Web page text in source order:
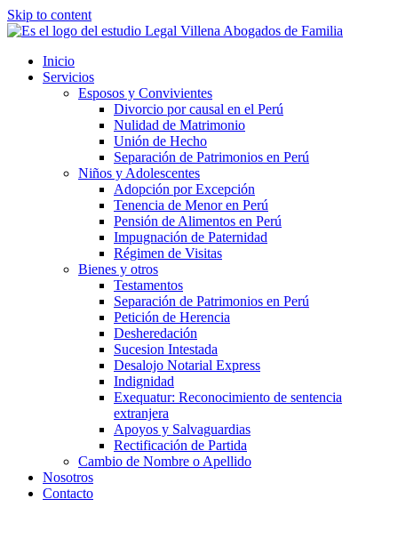
Skip to content
Inicio
Servicios
Esposos y Convivientes
Divorcio por causal en el Perú
Nulidad de Matrimonio
Unión de Hecho
Separación de Patrimonios en Perú
Niños y Adolescentes
Adopción por Excepción
Tenencia de Menor en Perú
Pensión de Alimentos en Perú
Impugnación de Paternidad
Régimen de Visitas
Bienes y otros
Testamentos
Separación de Patrimonios en Perú
Petición de Herencia
Desheredación
Sucesion Intestada
Desalojo Notarial Express
Indignidad
Exequatur: Reconocimiento de sentencia
extranjera
Apoyos y Salvaguardias
Rectificación de Partida
Cambio de Nombre o Apellido
Nosotros
Contacto